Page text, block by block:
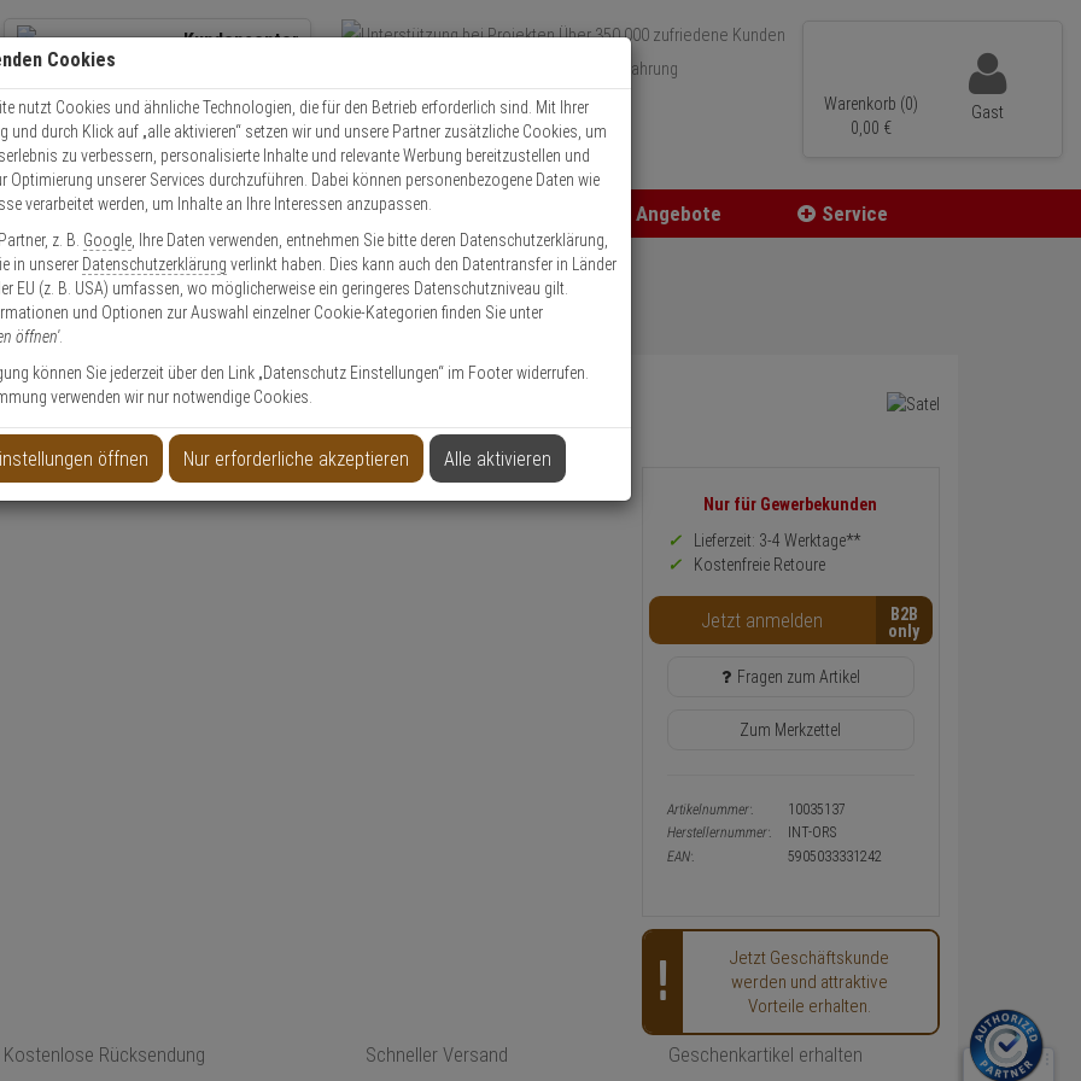
Kundencenter
Kontaktservice nutzen
Mo. - Do.: 8:00 - 16:30 Fr. 8:00 - 14:00 Uhr
Über 350.000 zufriedene Kunden
Über 15 Jahre Erfahrung
Schneller Versand
Warenkorb (0)
0, 00 €
Gast
Zutritt Einbruch Angebote Service
ORS Ausgangserweiterungsmodul
Produktinformationen
Zubehörartikel, Modul
Informationen
Preis,
Verfügbakeit
Warenkorb-
oder
Konfigurieren-
Nur für Gewerbekunden
Lieferzeit: 3-4 Werktage**
Kostenfreie Retoure
Jetzt anmelden B2B
Fragen zum Artikel
Zum Merkzettel
Artikelnummer:
10035137
Herstellernummer:
INT-ORS
EAN:
5905033331242
Jetzt Geschäftskunde
werden und attraktive
Vorteile erhalten.
Kostenlose Rücksendung Schneller Versand Geschenkartikel erhalten
Cookies
nutzt Cookies und ähnliche Technologien, die für den Betrieb erforderlich sind. Mit Ihrer
und durch Klick auf „alle aktivieren“ setzen wir und unsere Partner zusätzliche Cookies, um
zu verbessern, personalisierte Inhalte und relevante Werbung bereitzustellen und
Optimierung unserer Services durchzuführen. Dabei können personenbezogene Daten wie
verarbeitet werden, um Inhalte an Ihre Interessen anzupassen.
z. B. Google , Ihre Daten verwenden, entnehmen Sie bitte deren Datenschutzerklärung,
in unserer Datenschutzerklärung verlinkt haben. Dies kann auch den Datentransfer in Länder
EU (z. B. USA) umfassen, wo möglicherweise ein geringeres Datenschutzniveau gilt.
und Optionen zur Auswahl einzelner Cookie-Kategorien finden Sie unter
öffnen'.
können Sie jederzeit über den Link „Datenschutz Einstellungen“ im Footer widerrufen.
verwenden wir nur notwendige Cookies.
öffnen Nur erforderliche akzeptieren Alle aktivieren